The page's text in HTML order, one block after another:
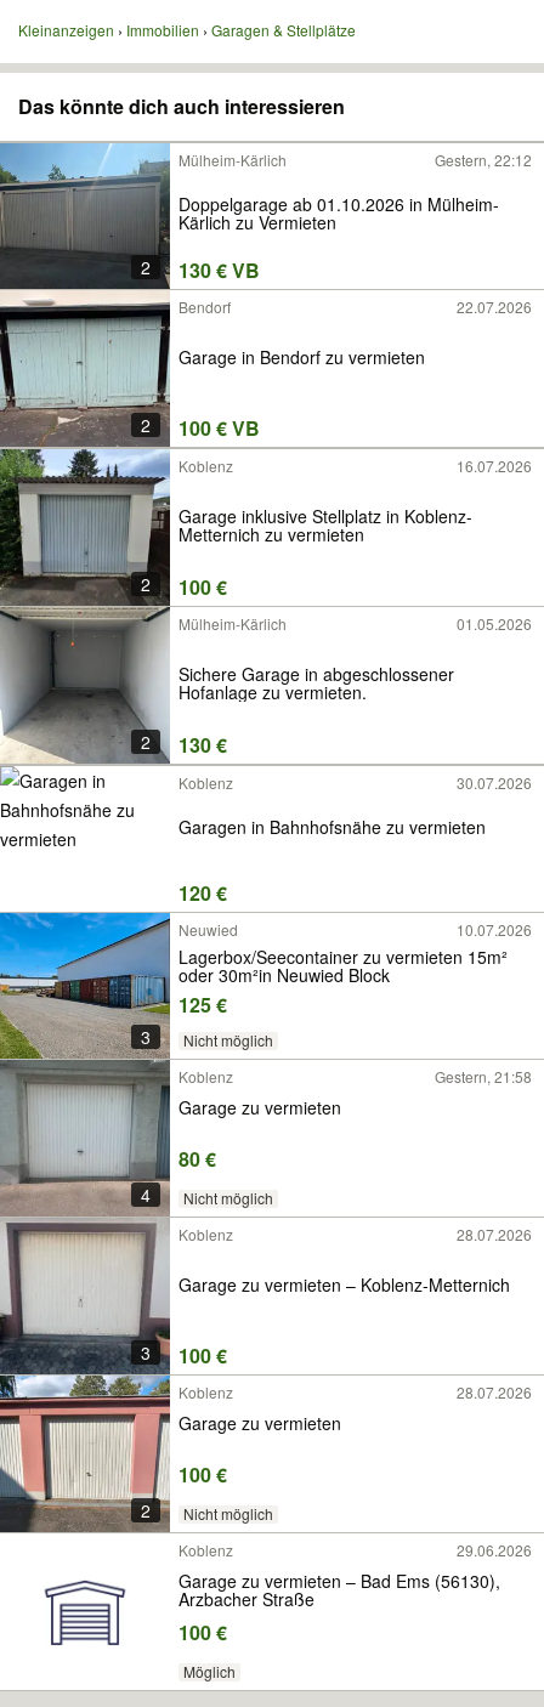
Kleinanzeigen Immobilien Garagen & Stellplätze
Das könnte dich auch interessieren
2
Mülheim-Kärlich Gestern, 22:12
Doppelgarage ab 01.10.2026 in Mülheim-
Kärlich zu Vermieten
130 € VB
2
Bendorf 22.07.2026
Garage in Bendorf zu vermieten
100 € VB
2
Koblenz 16.07.2026
Garage inklusive Stellplatz in Koblenz-
Metternich zu vermieten
100 €
2
Mülheim-Kärlich 01.05.2026
Sichere Garage in abgeschlossener
Hofanlage zu vermieten.
130 €
Koblenz 30.07.2026
Garagen in Bahnhofsnähe zu vermieten
120 €
3
Neuwied 10.07.2026
Lagerbox/Seecontainer zu vermieten 15m²
oder 30m²in Neuwied Block
125 €
Nicht möglich
4
Koblenz Gestern, 21:58
Garage zu vermieten
80 €
Nicht möglich
3
Koblenz 28.07.2026
Garage zu vermieten – Koblenz-Metternich
100 €
2
Koblenz 28.07.2026
Garage zu vermieten
100 €
Nicht möglich
Koblenz
29.06.2026
Garage zu vermieten – Bad Ems (56130),
Arzbacher Straße
100 €
Möglich